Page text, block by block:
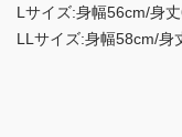
Lサイズ:身幅56cm/身
LLサイズ:身幅58cm/身